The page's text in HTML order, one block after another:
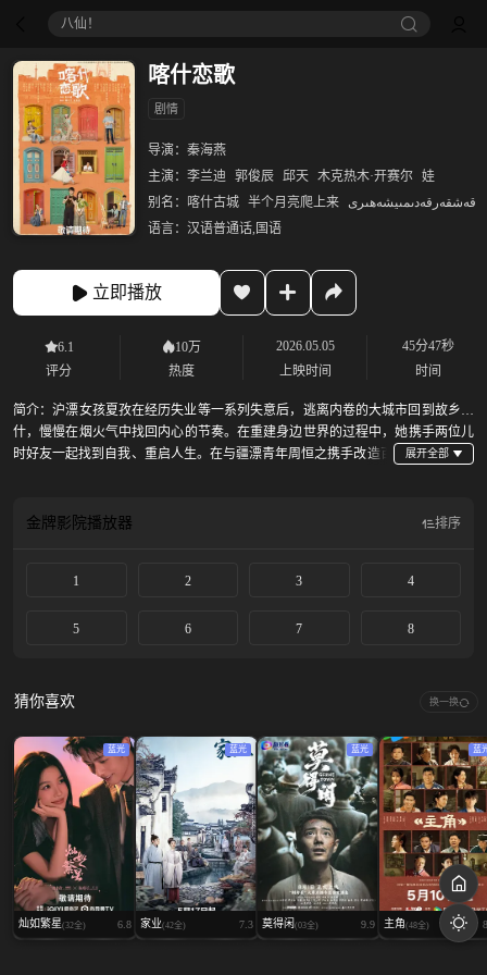
八仙！
喀什恋歌
剧情
导演： 秦海燕
主演： 李兰迪 郭俊辰 邱天 木克热木·开赛尔 娃
别名： 喀什古城 半个月亮爬上来 قەشقەرقەدىمىيشەھىرى
语言： 汉语普通话,国语
立即播放
6.1
评分
10万
热度
2026.05.05
上映时间
45分47秒
时间
简介：沪漂女孩夏孜在经历失业等一系列失意后，逃离内卷的大城市回到故乡喀
什，慢慢在烟火气中找回内心的节奏。在重建身边世界的过程中，她携手两位儿
时好友一起找到自我、重启人生。在与疆漂青年周恒之携手改造百
金牌影院播放器 排序
1 2 3 4
5 6 7 8
猜你喜欢 换一换
蓝光
灿如繁星(32全) 6.8
蓝光
家业(42全) 7.3
蓝光
莫得闲 (03全) 9.9
蓝
主角(48全)